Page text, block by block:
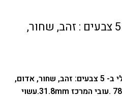
כידון מורחב מעוגל ב- 5 צבעים : זהב, שחור,
כידון מורחב מעוגל בצורת ראלי ב- 5 צבעים: זהב, שחור, אדום,
עובי המרכז 31.8mm.
עשוי